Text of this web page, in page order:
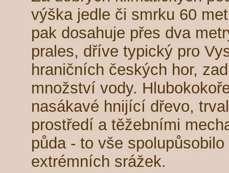
výška jedle či smrku 60
pak dosahuje přes dva
prales, dříve typický pro
hraničních českých hor,
množství vody.
nasákavé hnijící dřevo,
prostředí a těžebními
půda - to vše
extrémních srážek.